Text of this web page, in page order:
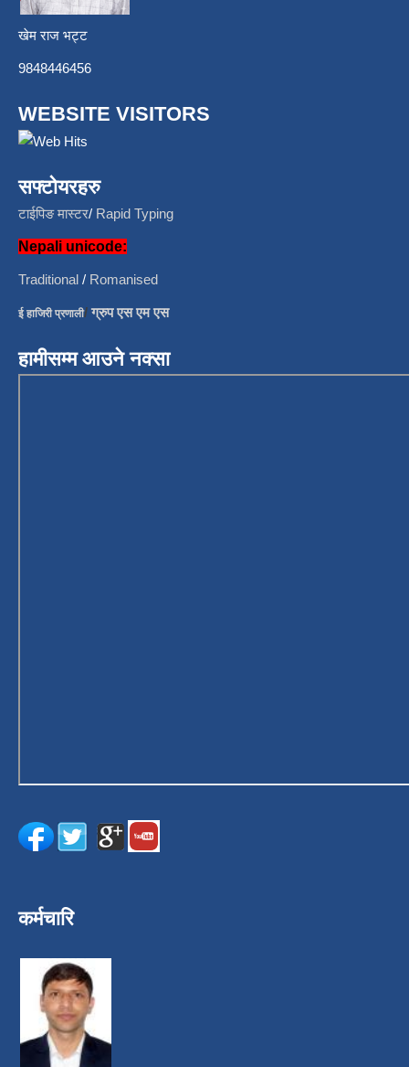
खेम राज भट्ट
9848446456
WEBSITE VISITORS
सफ्टोयरहरु
टाईपिङ मास्टर/ Rapid Typing
Nepali unicode:
Traditional / Romanised
ई हाजिरी प्रणाली/ग्रुप एस एम एस
हामीसम्म आउने नक्सा
कर्मचारि